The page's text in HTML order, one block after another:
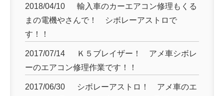
2018/04/10
輸入車のカーエアコン修理もくる
まの電機やさんで！ シボレーアストロで
す！！
2017/07/14
Ｋ５ブレイザー！ アメ車シボレ
ーのエアコン修理作業です！！
2017/06/30
シボレーアストロ！ アメ車のエ